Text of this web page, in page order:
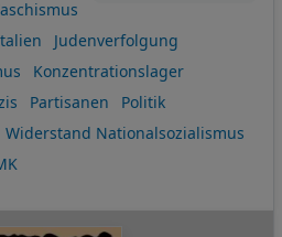
Judenverfolgung
Konzentrationslager
Partisanen
Politik
Widerstand Nationalsozialismus